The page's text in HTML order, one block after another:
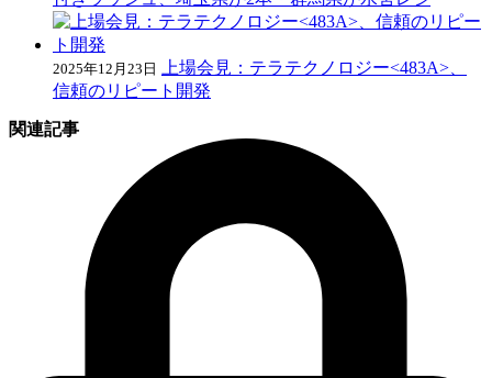
2025年12月23日
上場会見：テラテクノロジー<483A>、
信頼のリピート開発
関連記事